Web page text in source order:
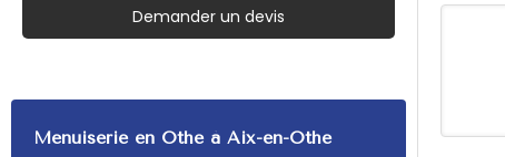
Demander un devis
Menuiserie en Othe à Aix-en-Othe